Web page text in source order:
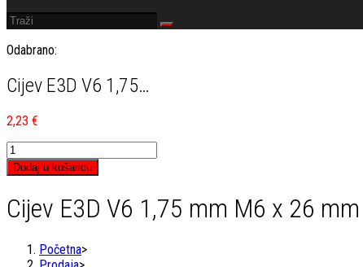
Odabrano:
Cijev E3D V6 1,75…
2,23 €
Cijev
E3D
V6
mm
Dodaj u košaricu
Cijev E3D V6 1,75 mm M6 x 26 mm
Početna>